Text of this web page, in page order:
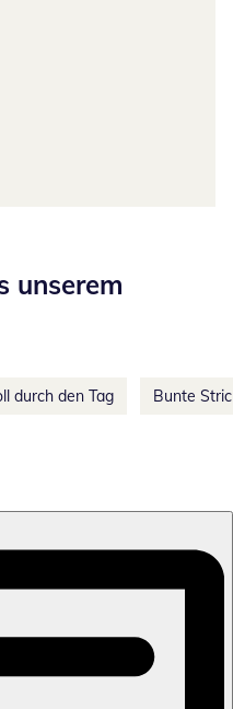
unserem
durch den Tag Bunte